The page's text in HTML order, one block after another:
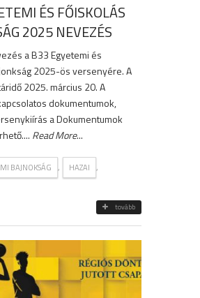
ÉS FŐISKOLÁS
2025 NEVEZÉS
a B33 Egyetemi és
2025-ös versenyére. A
2025. március 20. A
dokumentumok,
a Dokumentumok
Read More...
BAJNOKSÁG , HAZAI ,
tovább